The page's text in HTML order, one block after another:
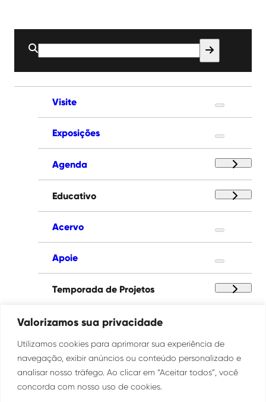
Valorizamos sua privacidade
Utilizamos cookies para aprimorar sua experiência de
navegação, exibir anúncios ou conteúdo personalizado e
analisar nosso tráfego. Ao clicar em “Aceitar todos”, você
concorda com nosso uso de cookies.
Buscar
por:
Visite
Exposições
Agenda
Educativo
Acervo
Apoie
Temporada de Projetos
Paço das Artes
Institucional